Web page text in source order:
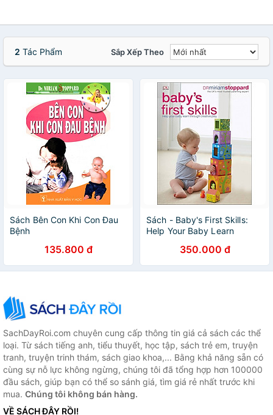
2 Tác Phẩm Sắp Xếp Theo
Sách Bên Con Khi Con Đau
Bệnh
135.800 đ
Sách - Baby's First Skills:
Help Your Baby Learn
Miriam Stoppard
350.000 đ
SachDayRoi.com chuyên cung cấp thông tin giá cả sách các thể
loại. Từ sách tiếng anh, tiểu thuyết, học tập, sách trẻ em, truyện
tranh, truyện trinh thám, sách giao khoa,... Bằng khả năng sẵn có
cùng sự nỗ lực không ngừng, chúng tôi đã tổng hợp hơn 100000
đầu sách, giúp bạn có thể so sánh giá, tìm giá rẻ nhất trước khi
mua. Chúng tôi không bán hàng.
VỀ SÁCH ĐÂY RỒI!